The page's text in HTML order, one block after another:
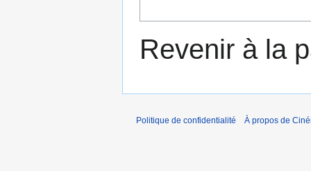
Revenir à la
Politique de confidentialité À propos de